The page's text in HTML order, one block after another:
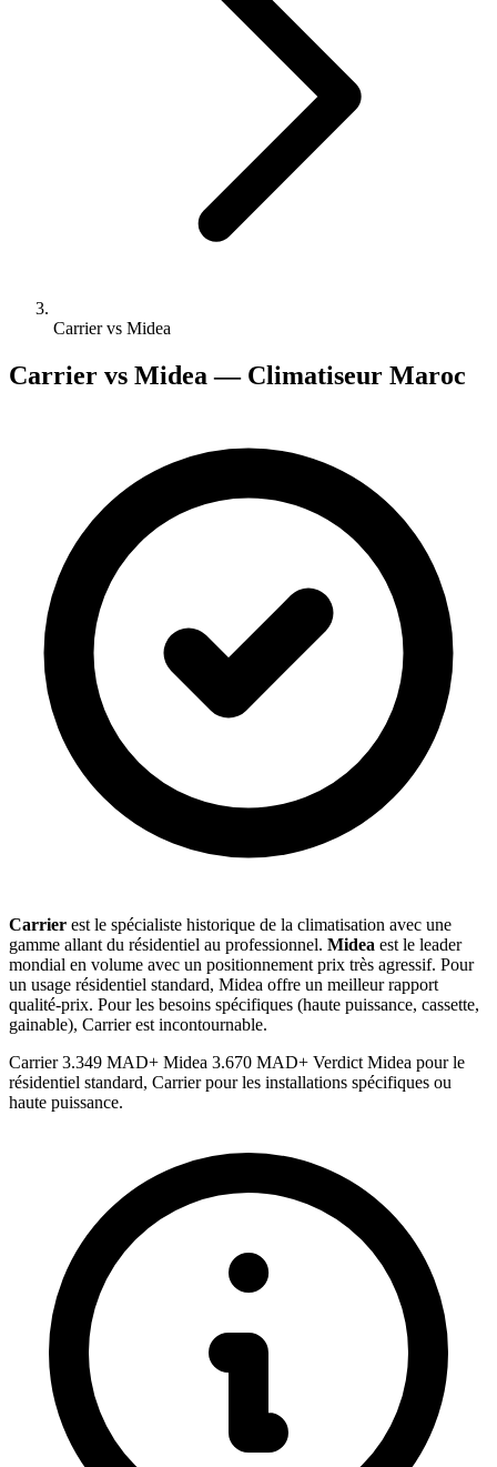
Carrier vs Midea
Carrier vs Midea — Climatiseur Maroc
Carrier est le spécialiste historique de la climatisation avec une
gamme allant du résidentiel au professionnel. Midea est le leader
mondial en volume avec un positionnement prix très agressif. Pour
un usage résidentiel standard, Midea offre un meilleur rapport
qualité-prix. Pour les besoins spécifiques (haute puissance, cassette,
gainable), Carrier est incontournable.
Carrier 3.349 MAD+ Midea 3.670 MAD+ Verdict Midea pour le
résidentiel standard, Carrier pour les installations spécifiques ou
haute puissance.